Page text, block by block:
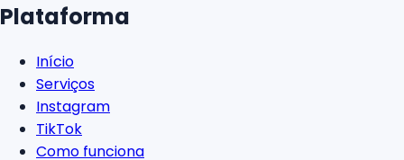
Plataforma
Início
Serviços
Instagram
TikTok
Como funciona